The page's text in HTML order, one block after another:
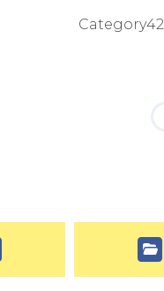
Category42